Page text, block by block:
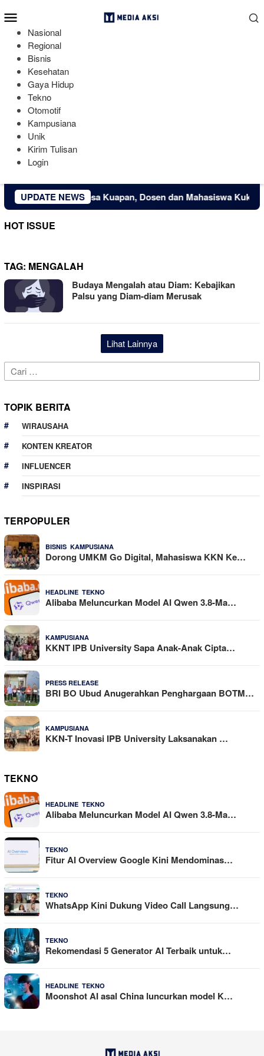
ke
kontenMobile
Nasional
Regional
Bisnis
Kesehatan
Gaya Hidup
Tekno
Otomotif
Kampusiana
Unik
Kirim Tulisan
Login
UPDATE NEWS
Kreatif Desa Kuapan, Dosen dan Mahasiswa
HOT ISSUE
TAG: MENGALAH
Budaya Mengalah atau Diam: Kebajikan
Palsu yang Diam-diam Merusak
Lihat Lainnya
Cari
untuk:
TOPIK BERITA
WIRAUSAHA
KONTEN KREATOR
INFLUENCER
INSPIRASI
TERPOPULER
BISNIS KAMPUSIANA
Dorong UMKM Go Digital, Mahasiswa KKN Ke…
HEADLINE TEKNO
Alibaba Meluncurkan Model AI Qwen 3.8-Ma…
KAMPUSIANA
KKNT IPB University Sapa Anak-Anak Cipta…
PRESS RELEASE
BRI BO Ubud Anugerahkan Penghargaan BOTM…
KAMPUSIANA
KKN-T Inovasi IPB University Laksanakan …
TEKNO
HEADLINE TEKNO
Alibaba Meluncurkan Model AI Qwen 3.8-Ma…
TEKNO
Fitur AI Overview Google Kini Mendominas…
TEKNO
WhatsApp Kini Dukung Video Call Langsung…
TEKNO
Rekomendasi 5 Generator AI Terbaik untuk…
HEADLINE TEKNO
Moonshot AI asal China luncurkan model K…